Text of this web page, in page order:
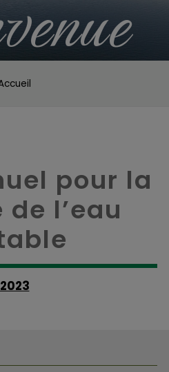
pour la
l’eau
2023